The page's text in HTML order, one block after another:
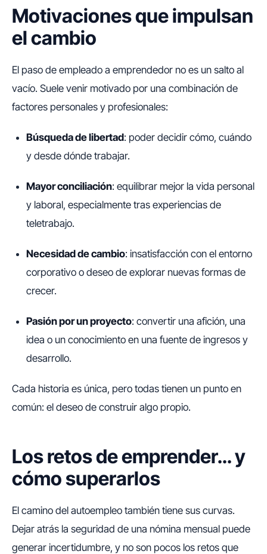
Motivaciones que impulsan
el cambio
El paso de empleado a emprendedor no es un salto al
vacío. Suele venir motivado por una combinación de
factores personales y profesionales:
Búsqueda de libertad: poder decidir cómo, cuándo
y desde dónde trabajar.
Mayor conciliación: equilibrar mejor la vida personal
y laboral, especialmente tras experiencias de
teletrabajo.
Necesidad de cambio: insatisfacción con el entorno
corporativo o deseo de explorar nuevas formas de
crecer.
Pasión por un proyecto: convertir una afición, una
idea o un conocimiento en una fuente de ingresos y
desarrollo.
Cada historia es única, pero todas tienen un punto en
común: el deseo de construir algo propio.
Los retos de emprender… y
cómo superarlos
El camino del autoempleo también tiene sus curvas.
Dejar atrás la seguridad de una nómina mensual puede
generar incertidumbre, y no son pocos los retos que